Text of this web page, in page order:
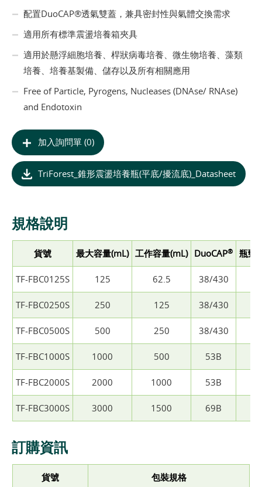
配置DuoCAP®透氣雙蓋，兼具密封性與氣體交換需求
適用所有標準震盪培養箱夾具
適用於懸浮細胞培養、桿狀病毒培養、微生物培養、藻類
培養、培養基製備、儲存以及所有相關應用
Free of Particle, Pyrogens, Nucleases (DNAse/ RNAse)
and Endotoxin
加入詢問單 (0)
TriForest_錐形震盪培養瓶(平底/擾流底)_Datasheet
規格說明
貨號 最大容量(mL) 工作容量(mL) DuoCAP® 瓶頸
TF-FBC0125S 125 62.5 38/430
TF-FBC0250S 250 125 38/430
TF-FBC0500S 500 250 38/430
TF-FBC1000S 1000 500 53B
TF-FBC2000S 2000 1000 53B
TF-FBC3000S 3000 1500 69B
訂購資訊
貨號 包裝規格